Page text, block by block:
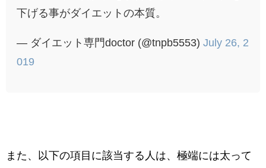
下げる事がダイエットの本質。
— ダイエット専門doctor (@tnpb5553) July 26, 2
019
また、以下の項目に該当する人は、極端には太って